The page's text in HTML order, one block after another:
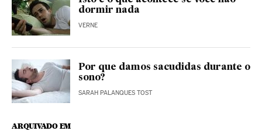
dormir nada
VERNE
Por que damos sacudidas durante o
sono?
SARAH PALANQUES TOST
ARQUIVADO EM